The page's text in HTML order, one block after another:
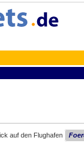
auf den Flughafen